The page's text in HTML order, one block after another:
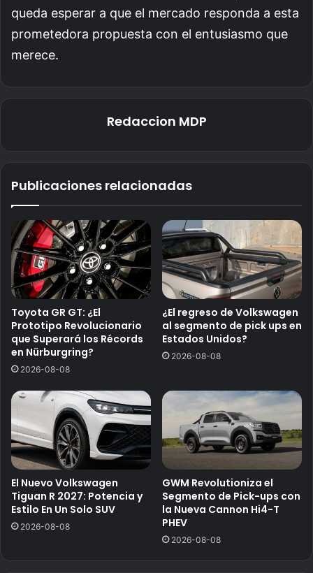
queda esperar a que el mercado responda a esta
prometedora propuesta con el entusiasmo que
merece.
Redaccion MDP
Publicaciones relacionadas
Toyota GR GT: ¿El
Prototipo Revolucionario
que Superará los Récords
en Nürburgring?
2026-08-08
¿El regreso de Volkswagen
al segmento de pick ups en
Estados Unidos?
2026-08-08
El Nuevo Volkswagen
Tiguan R 2027: Potencia y
Estilo En Un Solo SUV
2026-08-08
GWM Revolutioniza el
Segmento de Pick-ups con
la Nueva Cannon Hi4-T
PHEV
2026-08-08